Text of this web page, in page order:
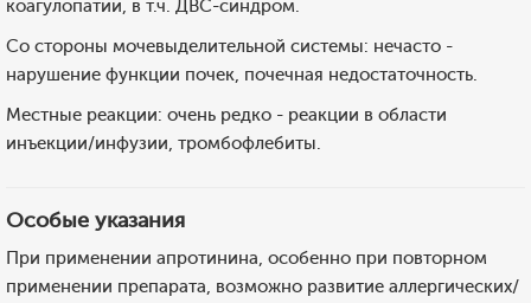
коагулопатии, в т.ч. ДВС-синдром.
Со стороны мочевыделительной системы: нечасто -
нарушение функции почек, почечная недостаточность.
Местные реакции: очень редко - реакции в области
инъекции/инфузии, тромбофлебиты.
Особые указания
При применении апротинина, особенно при повторном
применении препарата, возможно развитие аллергических/